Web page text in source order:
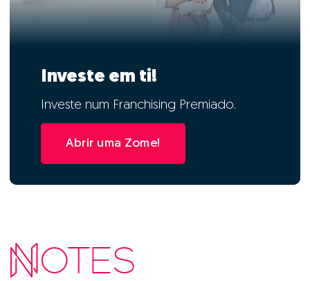
Investe em ti!
Investe num Franchising Premiado.
Abrir uma Zome!